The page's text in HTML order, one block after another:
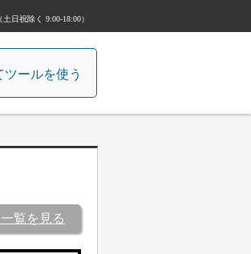
（土日祝除く 9:00-18:00）
ールを使う
覧を見る